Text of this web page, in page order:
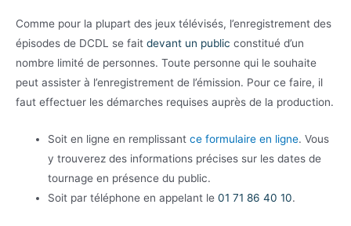
Comme pour la plupart des jeux télévisés, l’enregistrement des
épisodes de DCDL se fait devant un public constitué d’un
nombre limité de personnes. Toute personne qui le souhaite
peut assister à l’enregistrement de l’émission. Pour ce faire, il
faut effectuer les démarches requises auprès de la production.
Soit en ligne en remplissantce formulaire en ligne. Vous
y trouverez des informations précises sur les dates de
tournage en présence du public.
Soit par téléphone en appelant le01 71 86 40 10.